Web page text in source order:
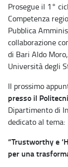
Prosegue il 1°
Competenza
Pubblica
collaborazione
di Bari Aldo
Università degli
Il prossimo
presso il
Dipartimento di
dedicato al tema:
“Trustworthy e
per una